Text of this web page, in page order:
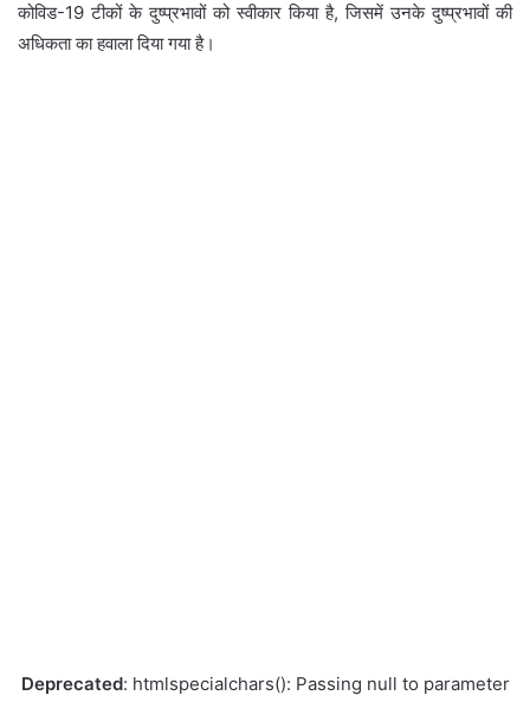
कोविड-19 टीकों के दुष्प्रभावों को स्वीकार किया है, जिसमें उनके दुष्प्रभावों की
अधिकता का हवाला दिया गया है।
Deprecated: htmlspecialchars(): Passing null to parameter